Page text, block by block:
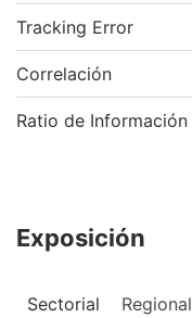
Tracking Error
Correlación
Ratio de Información
Exposición
Sectorial Regional